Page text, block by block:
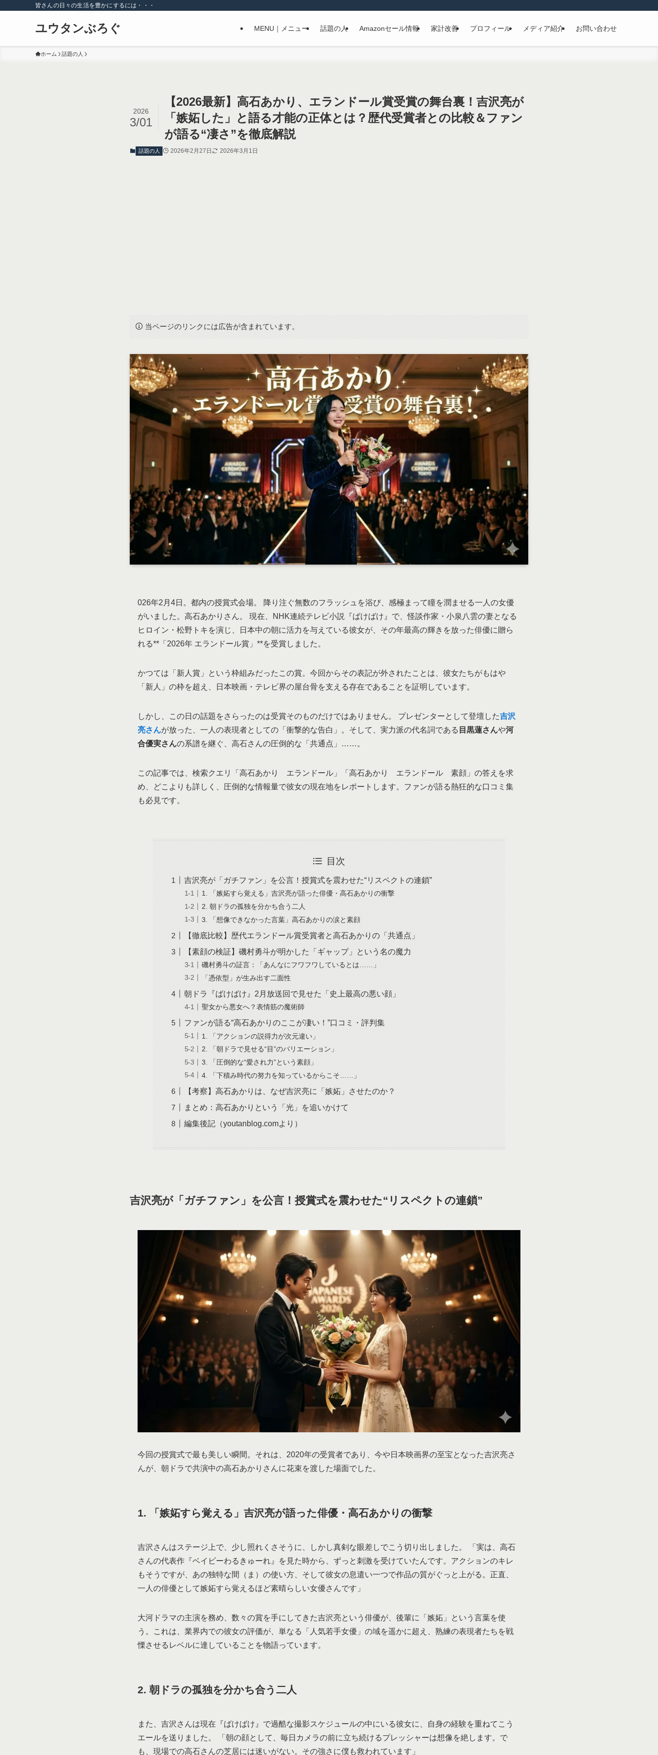
皆さんの日々の生活を豊かにするには・・・
ユウタンぶろぐ MENU｜メニュー 話題の人 Amazonセール情報 家計改善 プロフィール メディア紹介 お問い合わせ
ホーム 話題の人
【2026最新】高石あかり、エランドール賞受賞の舞台裏！吉沢亮が
「嫉妬した」と語る才能の正体とは？歴代受賞者との比較＆ファン
が語る“凄さ”を徹底解説
2026
3/01
話題の人 2026年2月27日 2026年3月1日
当ページのリンクには広告が含まれています。
026年2月4日。都内の授賞式会場。 降り注ぐ無数のフラッシュを浴び、感極まって瞳を潤ませる一人の女優
がいました。高石あかりさん。 現在、NHK連続テレビ小説『ばけばけ』で、怪談作家・小泉八雲の妻となる
ヒロイン・松野トキを演じ、日本中の朝に活力を与えている彼女が、その年最高の輝きを放った俳優に贈ら
れる**「2026年 エランドール賞」**を受賞しました。
かつては「新人賞」という枠組みだったこの賞。今回からその表記が外されたことは、彼女たちがもはや
「新人」の枠を超え、日本映画・テレビ界の屋台骨を支える存在であることを証明しています。
しかし、この日の話題をさらったのは受賞そのものだけではありません。 プレゼンターとして登壇した吉沢
亮さんが放った、一人の表現者としての「衝撃的な告白」。そして、実力派の代名詞である 目黒蓮さんや河
合優実さんの系譜を継ぐ、高石さんの圧倒的な「共通点」……。
この記事では、検索クエリ「高石あかり エランドール」「高石あかり エランドール 素顔」の答えを求
め、どこよりも詳しく、圧倒的な情報量で彼女の現在地をレポートします。ファンが語る熱狂的な口コミ集
も必見です。
目次
吉沢亮が「ガチファン」を公言！授賞式を震わせた“リスペクトの連鎖”
1. 「嫉妬すら覚える」吉沢亮が語った俳優・高石あかりの衝撃
2. 朝ドラの孤独を分かち合う二人
3. 「想像できなかった言葉」高石あかりの涙と素顔
【徹底比較】歴代エランドール賞受賞者と高石あかりの「共通点」
【素顔の検証】磯村勇斗が明かした「ギャップ」という名の魔力
磯村勇斗の証言：「あんなにフワフワしているとは……」
「憑依型」が生み出す二面性
朝ドラ『ばけばけ』2月放送回で見せた「史上最高の悪い顔」
聖女から悪女へ？表情筋の魔術師
ファンが語る“高石あかりのここが凄い！”口コミ・評判集
1. 「アクションの説得力が次元違い」
2. 「朝ドラで見せる“目”のバリエーション」
3. 「圧倒的な“愛され力”という素顔」
4. 「下積み時代の努力を知っているからこそ……」
【考察】高石あかりは、なぜ吉沢亮に「嫉妬」させたのか？
まとめ：高石あかりという「光」を追いかけて
編集後記（youtanblog.comより）
吉沢亮が「ガチファン」を公言！授賞式を震わせた“リスペクトの連鎖”
今回の授賞式で最も美しい瞬間。それは、2020年の受賞者であり、今や日本映画界の至宝となった吉沢亮さ
んが、朝ドラで共演中の高石あかりさんに花束を渡した場面でした。
1. 「嫉妬すら覚える」吉沢亮が語った俳優・高石あかりの衝撃
吉沢さんはステージ上で、少し照れくさそうに、しかし真剣な眼差しでこう切り出しました。 「実は、高石
さんの代表作『ベイビーわるきゅーれ』を見た時から、ずっと刺激を受けていたんです。アクションのキレ
もそうですが、あの独特な間（ま）の使い方、そして彼女の息遣い一つで作品の質がぐっと上がる。正直、
一人の俳優として嫉妬すら覚えるほど素晴らしい女優さんです」
大河ドラマの主演を務め、数々の賞を手にしてきた吉沢亮という俳優が、後輩に「嫉妬」という言葉を使
う。これは、業界内での彼女の評価が、単なる「人気若手女優」の域を遥かに超え、熟練の表現者たちを戦
慄させるレベルに達していることを物語っています。
2. 朝ドラの孤独を分かち合う二人
また、吉沢さんは現在『ばけばけ』で過酷な撮影スケジュールの中にいる彼女に、自身の経験を重ねてこう
エールを送りました。 「朝の顔として、毎日カメラの前に立ち続けるプレッシャーは想像を絶します。で
も、現場での高石さんの芝居には迷いがない。その強さに僕も救われています」